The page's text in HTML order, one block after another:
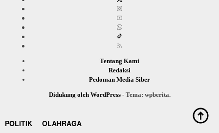
Tentang Kami
Redaksi
Pedoman Media Siber
Didukung oleh WordPress - Tema: wpberita.
POLITIK OLAHRAGA